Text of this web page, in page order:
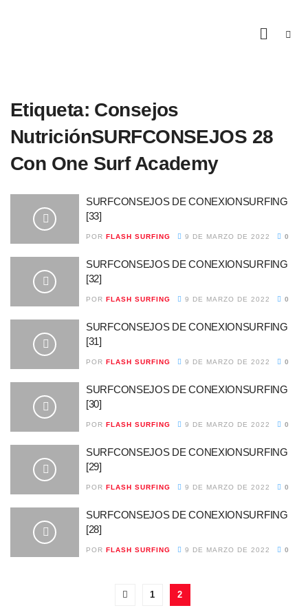
Etiqueta: Consejos
NutriciónSURFCONSEJOS 28
Con One Surf Academy
SURFCONSEJOS DE CONEXIONSURFING
[33]
POR FLASH SURFING 9 DE MARZO DE 2022 0
SURFCONSEJOS DE CONEXIONSURFING
[32]
POR FLASH SURFING 9 DE MARZO DE 2022 0
SURFCONSEJOS DE CONEXIONSURFING
[31]
POR FLASH SURFING 9 DE MARZO DE 2022 0
SURFCONSEJOS DE CONEXIONSURFING
[30]
POR FLASH SURFING 9 DE MARZO DE 2022 0
SURFCONSEJOS DE CONEXIONSURFING
[29]
POR FLASH SURFING 9 DE MARZO DE 2022 0
SURFCONSEJOS DE CONEXIONSURFING
[28]
POR FLASH SURFING 9 DE MARZO DE 2022 0
1 2